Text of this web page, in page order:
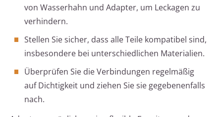
von Wasserhahn und Adapter, um Leckagen zu
verhindern.
Stellen Sie sicher, dass alle Teile kompatibel sind,
insbesondere bei unterschiedlichen Materialien.
Überprüfen Sie die Verbindungen regelmäßig
auf Dichtigkeit und ziehen Sie sie gegebenenfalls
nach.